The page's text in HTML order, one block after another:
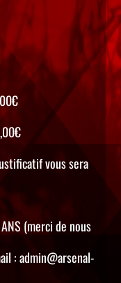
vous sera
ANS (merci de nous
: admin@arsenal-